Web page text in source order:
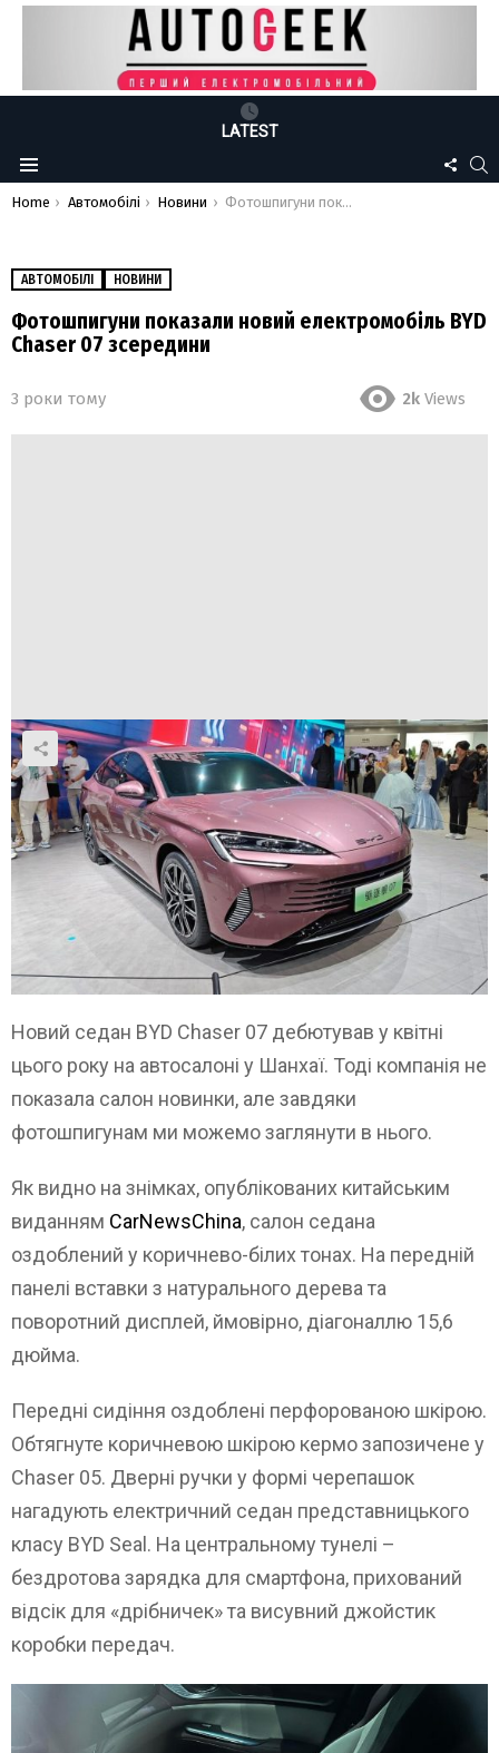
LATEST
Menu
US
You are here:
Home Автомобілі Новини Фотошпигуни показали новий електромобіль BYD Chaser 07 зсередини
АВТОМОБІЛІ НОВИНИ
Фотошпигуни показали новий електромобіль BYD
Chaser 07 зсередини
3 роки тому 2k Views
Новий седан BYD Chaser 07 дебютував у квітні
цього року на автосалоні у Шанхаї. Тоді компанія не
показала салон новинки, але завдяки
фотошпигунам ми можемо заглянути в нього.
Як видно на знімках, опублікованих китайським
виданням CarNewsChina, салон седана
оздоблений у коричнево-білих тонах. На передній
панелі вставки з натурального дерева та
поворотний дисплей, ймовірно, діагоналлю 15,6
дюйма.
Передні сидіння оздоблені перфорованою шкірою.
Обтягнуте коричневою шкірою кермо запозичене у
Chaser 05. Дверні ручки у формі черепашок
нагадують електричний седан представницького
класу BYD Seal. На центральному тунелі –
бездротова зарядка для смартфона, прихований
відсік для «дрібничек» та висувний джойстик
коробки передач.